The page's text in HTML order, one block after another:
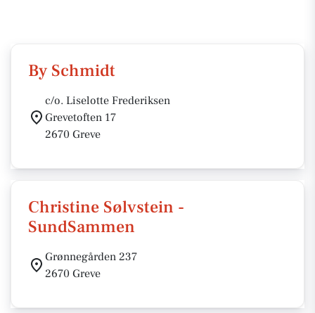
By Schmidt
c/o. Liselotte Frederiksen
Grevetoften 17
2670 Greve
Christine Sølvstein -
SundSammen
Grønnegården 237
2670 Greve